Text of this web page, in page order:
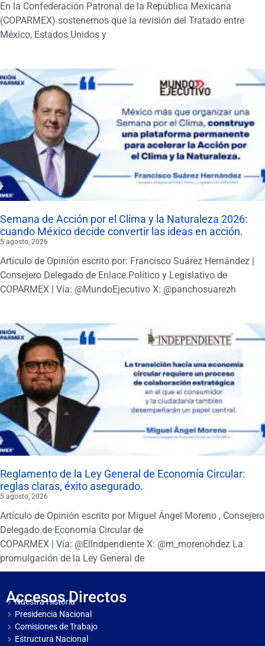
En la Confederación Patronal de la República Mexicana
(COPARMEX) sostenemos que la revisión del Tratado entre
México, Estados Unidos y
Semana de Acción por el Clima y la Naturaleza 2026:
cuando México decide convertir las ideas en acción.
5 agosto, 2026
Artículo de Opinión escrito por: Francisco Suárez Hernández |
Consejero Delegado de Enlace Político y Legislativo de
COPARMEX | Vía: @MundoEjecutivo X: @panchosuarezh
Reglamento de la Ley General de Economía Circular:
reglas claras, éxito asegurado.
5 agosto, 2026
Artículo de Opinión escrito por Miguel Ángel Moreno , Consejero
Delegado de Economía Circular de
COPARMEX | Vía: @ElIndpendiente X: @m_morenohdez La
promulgación de la Ley General de
Accesos Directos
Nuestra Historia
Presidencia Nacional
Comisiones de Trabajo
Estructura Nacional